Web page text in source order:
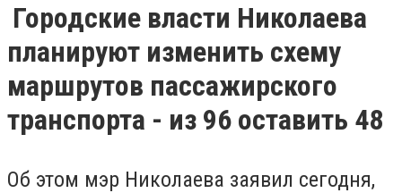
Городские власти Николаева
планируют изменить схему
маршрутов пассажирского
транспорта - из 96 оставить 48
Об этом мэр Николаева заявил сегодня,